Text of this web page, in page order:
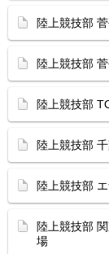
陸上競技部
陸上競技部
陸上競技部
陸上競技部
陸上競技部
陸上競技部
場